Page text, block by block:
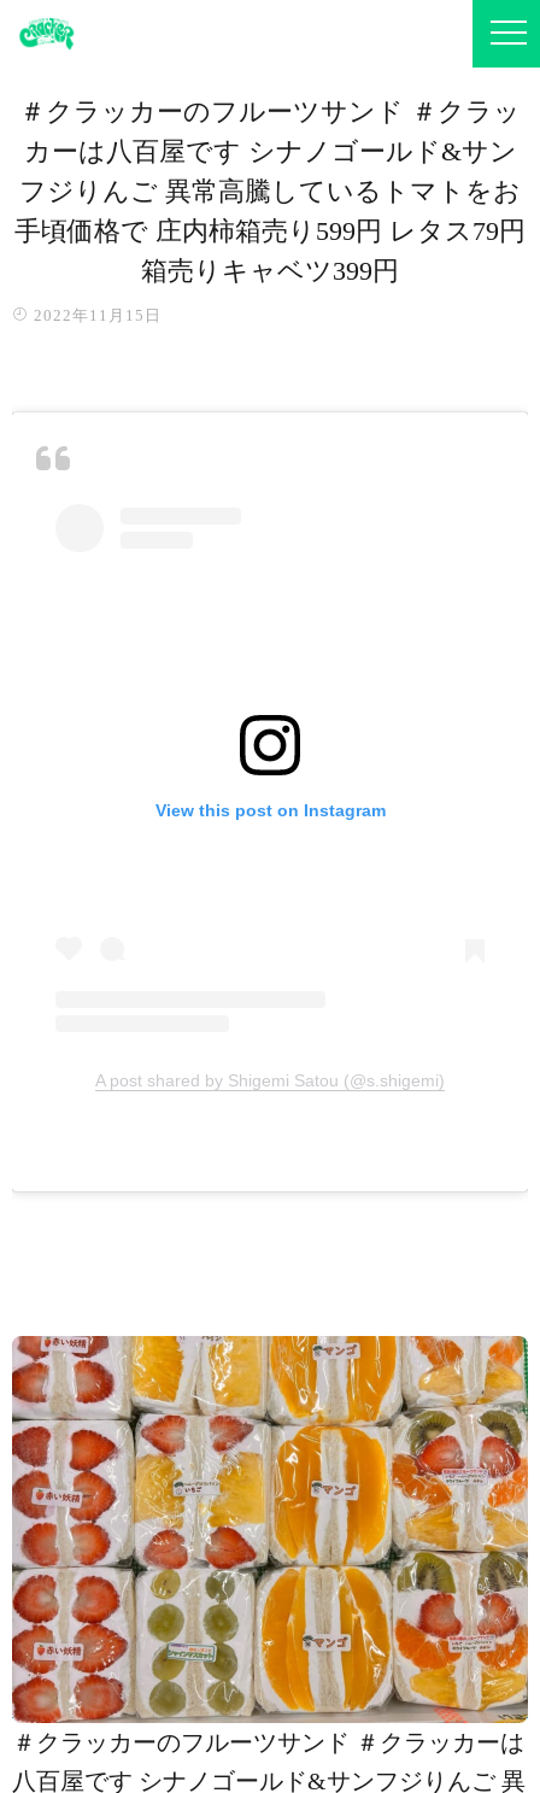
＃クラッカーのフルーツサンド ＃クラッ
カーは八百屋です シナノゴールド&サン
フジりんご 異常高騰しているトマトをお
手頃価格で️ 庄内柿箱売り599円 レタス79円
箱売りキャベツ399円
2022年11月15日
View this post on Instagram
A post shared by Shigemi Satou (@s.shigemi)
＃クラッカーのフルーツサンド ＃クラッカーは
八百屋です シナノゴールド&サンフジりんご 異